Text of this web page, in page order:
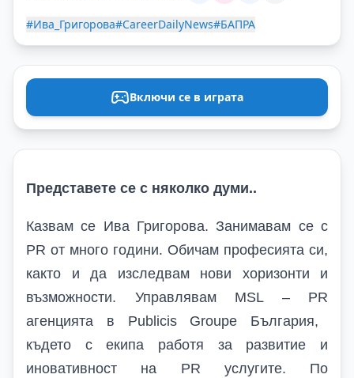
#Ива_Григорова#CareerDailyNews#БАПРА
Включи се в играта
Представете се с няколко думи..
Казвам се Ива Григорова. Занимавам се с
PR от много години. Обичам професията си,
както и да изследвам нови хоризонти и
възможности. Управлявам MSL– PR
агенцията в Publicis Groupe България,
където с екипа работя за развитие и
иновативност на PR услугите. По